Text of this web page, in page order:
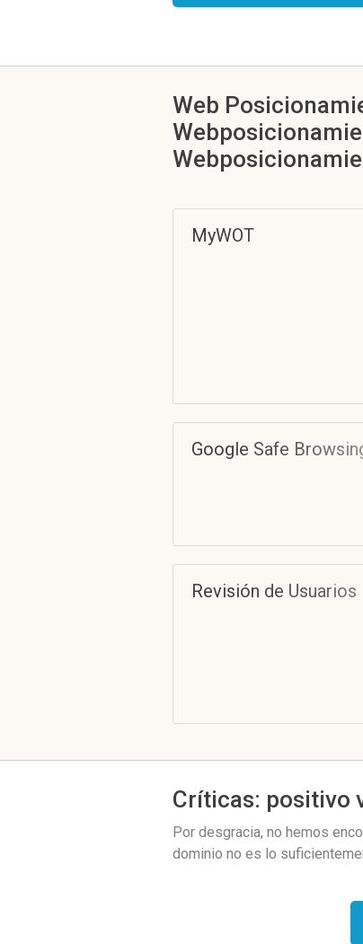
Web
MyWOT
Google Safe
Revisión de Usuarios
Críticas: positivo
Por desgracia, no hemos
dominio no es lo